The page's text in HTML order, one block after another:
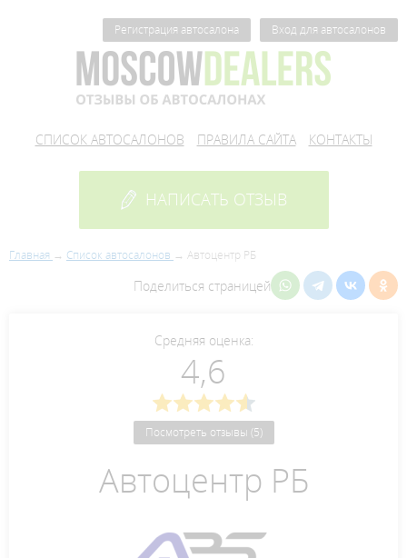
Регистрация автосалона Вход для автосалонов
СПИСОК АВТОСАЛОНОВ ПРАВИЛА САЙТА КОНТАКТЫ
НАПИСАТЬ ОТЗЫВ
Главная Список автосалонов Автоцентр РБ
Поделиться страницей
Средняя оценка:
4,6
Посмотреть отзывы (5)
Автоцентр РБ